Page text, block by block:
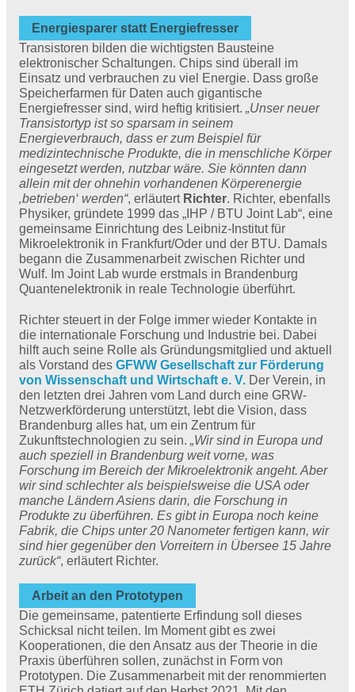
Energiesparer statt Energiefresser
Transistoren bilden die wichtigsten Bausteine
elektronischer Schaltungen. Chips sind überall im
Einsatz und verbrauchen zu viel Energie. Dass große
Speicherfarmen für Daten auch gigantische
Energiefresser sind, wird heftig kritisiert. „Unser neuer
Transistortyp ist so sparsam in seinem
Energieverbrauch, dass er zum Beispiel für
medizintechnische Produkte, die in menschliche Körper
eingesetzt werden, nutzbar wäre. Sie könnten dann
allein mit der ohnehin vorhandenen Körperenergie
‚betrieben‘ werden“, erläutert Richter. Richter, ebenfalls
Physiker, gründete 1999 das „IHP / BTU Joint Lab“, eine
gemeinsame Einrichtung des Leibniz-Institut für
Mikroelektronik in Frankfurt/Oder und der BTU. Damals
begann die Zusammenarbeit zwischen Richter und
Wulf. Im Joint Lab wurde erstmals in Brandenburg
Quantenelektronik in reale Technologie überführt.
Richter steuert in der Folge immer wieder Kontakte in
die internationale Forschung und Industrie bei. Dabei
hilft auch seine Rolle als Gründungsmitglied und aktuell
als Vorstand des GFWW Gesellschaft zur Förderung
von Wissenschaft und Wirtschaft e. V. Der Verein, in
den letzten drei Jahren vom Land durch eine GRW-
Netzwerkförderung unterstützt, lebt die Vision, dass
Brandenburg alles hat, um ein Zentrum für
Zukunftstechnologien zu sein. „Wir sind in Europa und
auch speziell in Brandenburg weit vorne, was
Forschung im Bereich der Mikroelektronik angeht. Aber
wir sind schlechter als beispielsweise die USA oder
manche Ländern Asiens darin, die Forschung in
Produkte zu überführen. Es gibt in Europa noch keine
Fabrik, die Chips unter 20 Nanometer fertigen kann, wir
sind hier gegenüber den Vorreitern in Übersee 15 Jahre
zurück“, erläutert Richter.
Arbeit an den Prototypen
Die gemeinsame, patentierte Erfindung soll dieses
Schicksal nicht teilen. Im Moment gibt es zwei
Kooperationen, die den Ansatz aus der Theorie in die
Praxis überführen sollen, zunächst in Form von
Prototypen. Die Zusammenarbeit mit der renommierten